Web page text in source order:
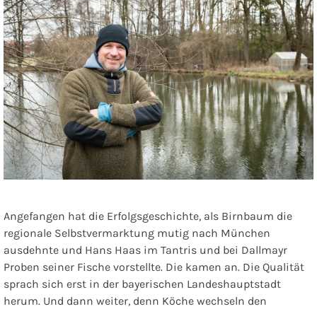
Angefangen hat die Erfolgsgeschichte, als Birnbaum die
regionale Selbstvermarktung mutig nach München
ausdehnte und Hans Haas im Tantris und bei Dallmayr
Proben seiner Fische vorstellte. Die kamen an. Die Qualität
sprach sich erst in der bayerischen Landeshauptstadt
herum. Und dann weiter, denn Köche wechseln den